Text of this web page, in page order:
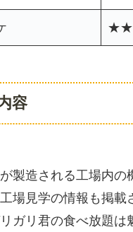
容
製造される工場内
場見学の情報も掲
ガリ君の食べ放題は